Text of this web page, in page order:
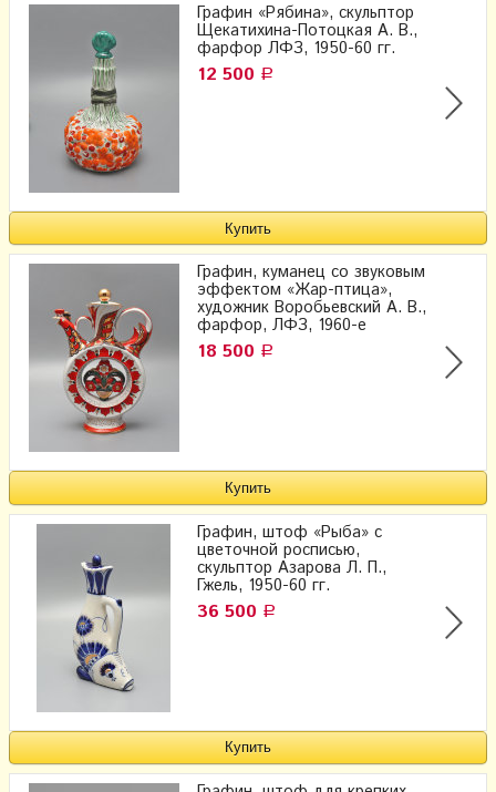
Графин «Рябина», скульптор
Щекатихина-Потоцкая А. В.,
фарфор ЛФЗ, 1950-60 гг.
12 500 Р
Графин, куманец со звуковым
эффектом «Жар-птица»,
художник Воробьевский А. В.,
фарфор, ЛФЗ, 1960-е
18 500 Р
Графин, штоф «Рыба» с
цветочной росписью,
скульптор Азарова Л. П.,
Гжель, 1950-60 гг.
36 500 Р